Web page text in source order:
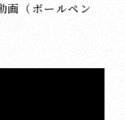
画（ボールペン